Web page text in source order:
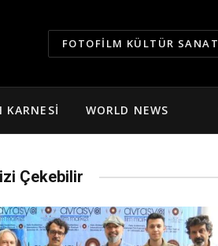
FOTOFILM KÜLTÜR SANAT
KARNESI WORLD NEWS
Çekebilir